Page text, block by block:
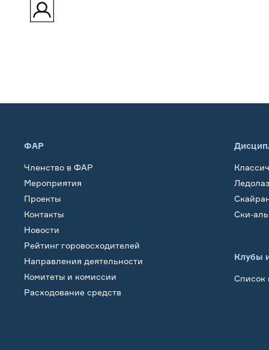
ФАР
Членство в ФАР
Мероприятия
Проекты
Контакты
Новости
Рейтинг горовосходителей
Направления деятельности
Комитеты и комиссии
Расходование средств
Ски-
Клубы
Список